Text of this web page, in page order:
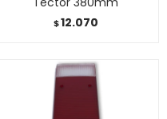
$12.070